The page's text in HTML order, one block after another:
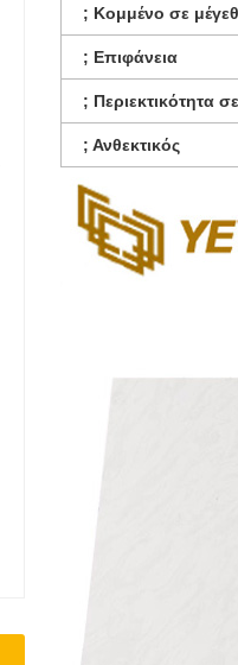
; Κομμένο σε
; Επιφάνεια
; Περιεκτικότητα
; Ανθεκτικός